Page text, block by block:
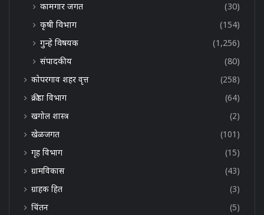
कामगार जगत
(30)
कृषी विभाग
(154)
गुन्हे विषयक
(1,256)
संपादकीय
(80)
कोपरगाव शहर वृत्त
(258)
क्रीडा विभाग
(64)
खगोल शास्त्र
(2)
खेळजगत
(101)
गृह विभाग
(15)
ग्रामविकास
(43)
ग्राहक हित
(3)
चिंतन
(5)